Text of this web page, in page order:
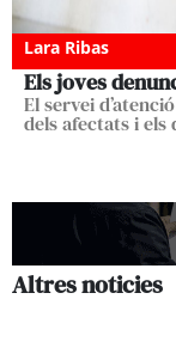
Lara Ribas
Els joves
El servei
dels afectats i els
Altres noticies